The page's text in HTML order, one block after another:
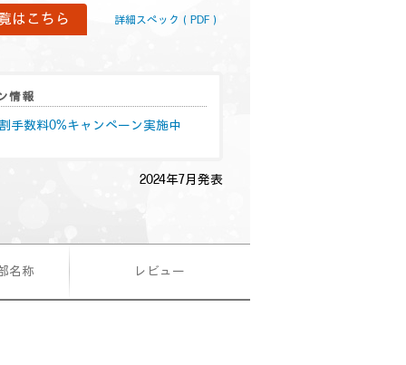
同
じ
ク。
はこちら 詳細スペック（PDF）
情報
手数料0%キャンペーン実施中
2024年7月発表
名称 レビュー